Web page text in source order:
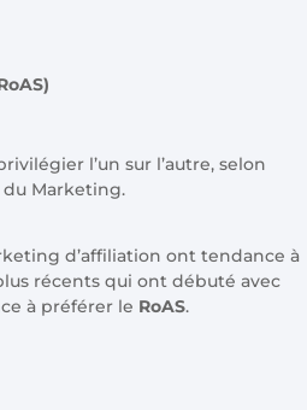
l’un sur l’autre, selon
du Marketing.
d’affiliation ont tendance à
récents qui ont débuté avec
à préférer le RoAS.